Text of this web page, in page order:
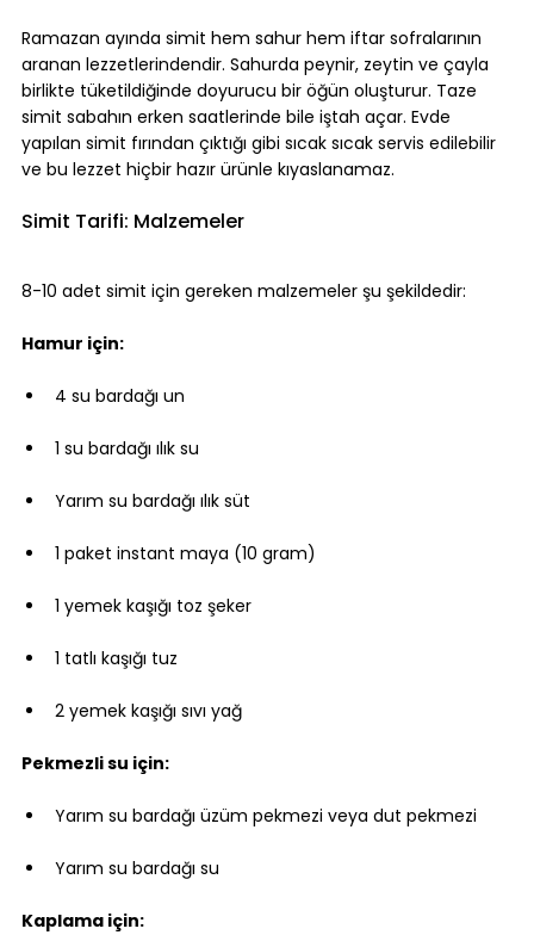
Ramazan ayında simit hem sahur hem iftar sofralarının
aranan lezzetlerindendir. Sahurda peynir, zeytin ve çayla
birlikte tüketildiğinde doyurucu bir öğün oluşturur. Taze
simit sabahın erken saatlerinde bile iştah açar. Evde
yapılan simit fırından çıktığı gibi sıcak sıcak servis edilebilir
ve bu lezzet hiçbir hazır ürünle kıyaslanamaz.
Simit Tarifi: Malzemeler
8-10 adet simit için gereken malzemeler şu şekildedir:
Hamur için:
4 su bardağı un
1 su bardağı ılık su
Yarım su bardağı ılık süt
1 paket instant maya (10 gram)
1 yemek kaşığı toz şeker
1 tatlı kaşığı tuz
2 yemek kaşığı sıvı yağ
Pekmezli su için:
Yarım su bardağı üzüm pekmezi veya dut pekmezi
Yarım su bardağı su
Kaplama için: